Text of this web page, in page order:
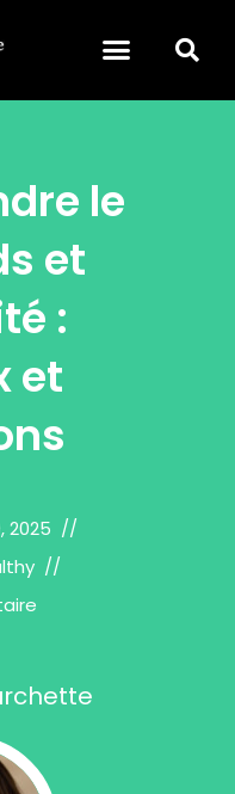
le
et
:
et
2025